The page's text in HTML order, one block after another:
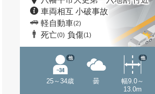
車両相互 小破事故
軽自動車(2)
死亡(0) 負傷(1)
25～34歳
他
曇
幅9.0～
13.0m
他